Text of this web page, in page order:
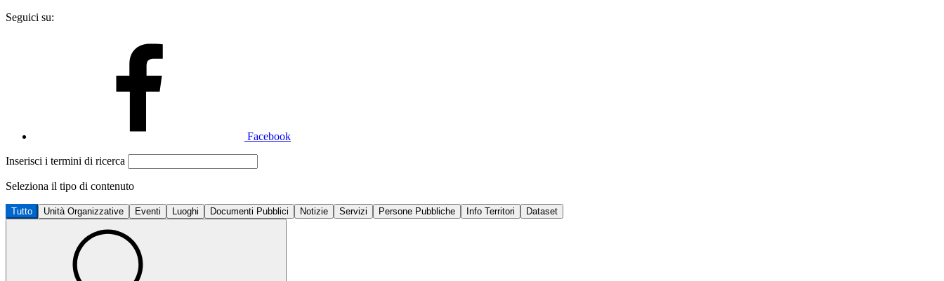
Seguici su:
Facebook
Inserisci i termini di ricerca
Seleziona il tipo di contenuto
Tutto Unità Organizzative Eventi Luoghi Documenti Pubblici Notizie Servizi Persone Pubbliche Info Territori Dataset